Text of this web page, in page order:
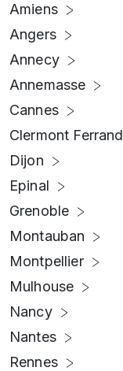
Amiens
Angers
Annecy
Annemasse
Cannes
Clermont Ferrand
Dijon
Epinal
Grenoble
Montauban
Montpellier
Mulhouse
Nancy
Nantes
Rennes